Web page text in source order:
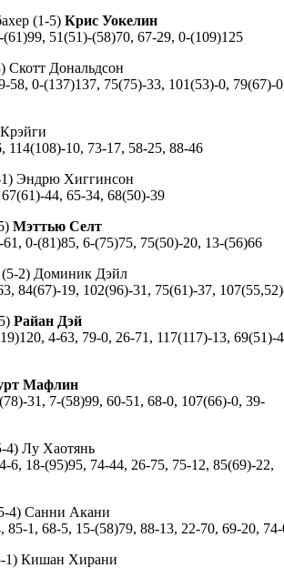
(1-5) Крис Уокелин
51(51)-(58)70, 67-29, 0-(109)125
Скотт Дональдсон
58, 0-(137)137, 75(75)-33, 101(53)-0, 79(67)-
114(108)-10, 73-17, 58-25, 88-46
Эндрю Хиггинсон
44, 65-34, 68(50)-39
Мэттью Селт
0-(81)85, 6-(75)75, 75(50)-20, 13-(56)66
(5-2) Доминик Дэйл
84(67)-19, 102(96)-31, 75(61)-37,
Райан Дэй
4-63, 79-0, 26-71, 117(117)-13, 69(51)-
Мафлин
31, 7-(58)99, 60-51, 68-0, 107(66)-0, 39-
4) Лу Хаотянь
6, 18-(95)95, 74-44, 26-75, 75-12, 85(69)-22,
4) Санни Акани
85-1, 68-5, 15-(58)79, 88-13, 22-70, 69-20,
1) Кишан Хирани